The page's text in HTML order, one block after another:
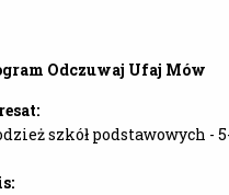
Odczuwaj Ufaj Mów
szkół podstawowych -